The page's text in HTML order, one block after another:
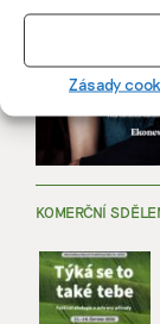
Zásady
KOMERČNÍ